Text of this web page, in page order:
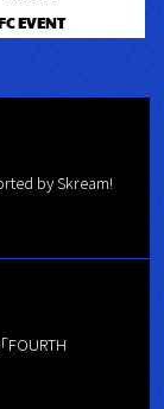
EVENT
by Skream!
FOURTH